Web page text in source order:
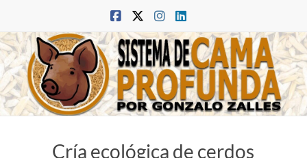
contenido
Cría ecológica de cerdos